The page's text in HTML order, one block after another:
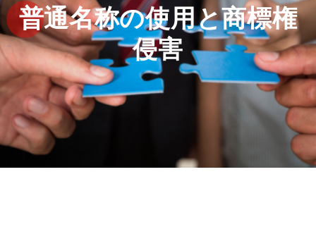
ッ
プ
普通名称の使用と商標権
侵害